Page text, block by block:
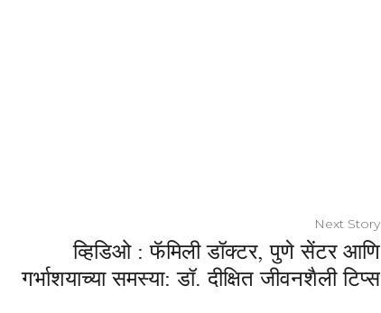
Next Story
व्हिडिओ : फॅमिली डॉक्टर, पुणे सेंटर आणि
गर्भाशयाच्या समस्या: डॉ. दीक्षित जीवनशैली टिप्स